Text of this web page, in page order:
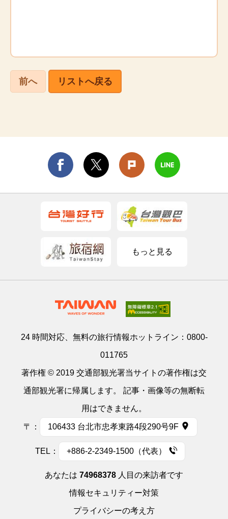
前へ リストへ戻る
もっと見る
24 時間対応、無料の旅行情報ホットライン： 0800-
011765
著作権 © 2019 交通部観光署当サイトの著作権は交
通部観光署に帰属します。 記事・画像等の無断転
用はできません。
〒： 106433 台北市忠孝東路4段290号9F
TEL： +886-2-2349-1500（代表）
あなたは 74968378 人目の来訪者です
情報セキュリティー対策
プライバシーの考え方